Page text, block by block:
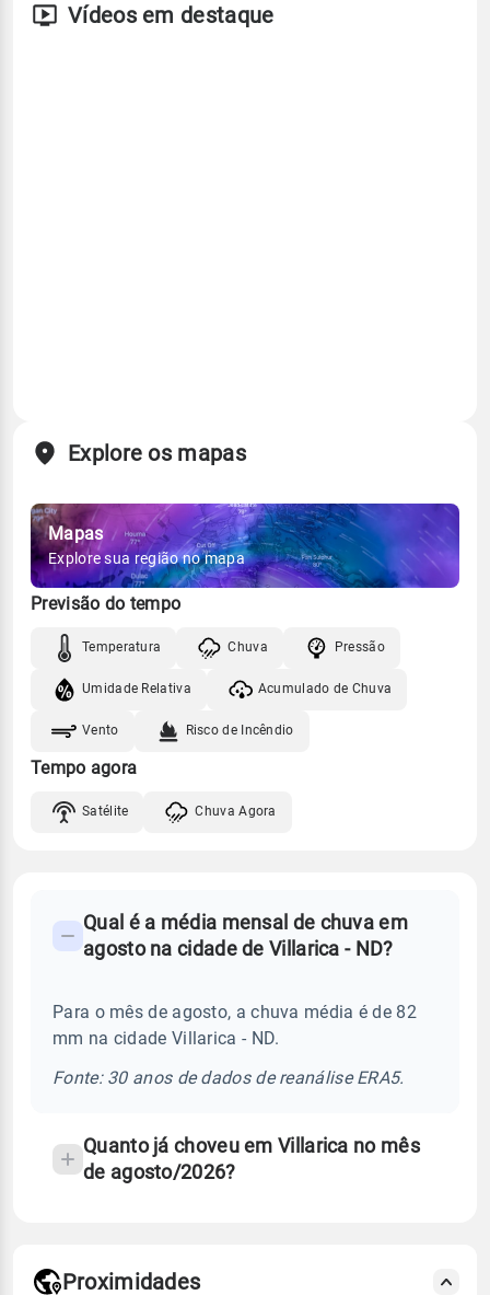
Vídeos em destaque
Explore os mapas
Mapas
Explore sua região no mapa
Previsão do tempo
Temperatura Chuva Pressão
Umidade Relativa Acumulado de Chuva
Vento Risco de Incêndio
Tempo agora
Satélite Chuva Agora
Perguntas
sobre
chuva
Qual é a média mensal de chuva em
agosto na cidade de Villarica - ND?
Para o mês de agosto, a chuva média é de 82
mm na cidade Villarica - ND.
Fonte: 30 anos de dados de reanálise ERA5.
Quanto já choveu em Villarica no mês
de agosto/2026?
Proximidades